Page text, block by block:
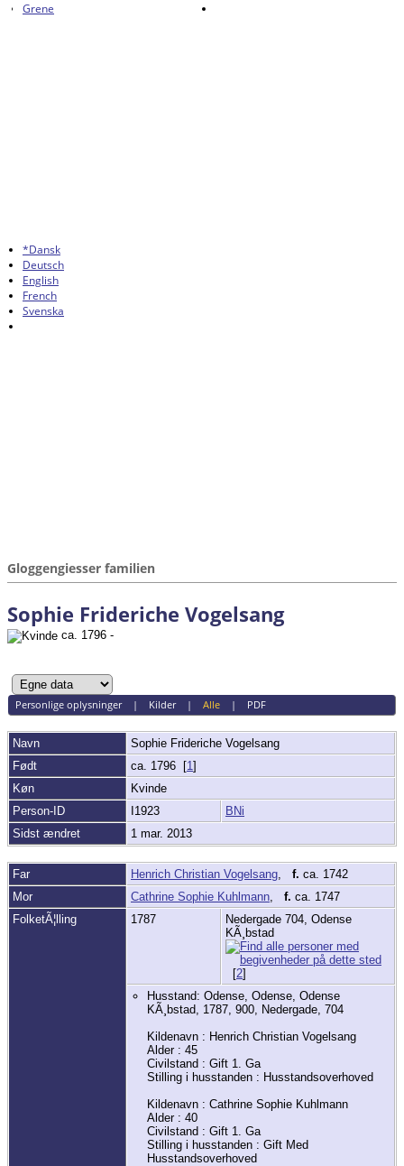
Grene
*Dansk
Deutsch
English
French
Svenska
Gloggengiesser familien
Sophie Frideriche Vogelsang
ca. 1796 -
Personlige oplysninger| Kilder| Alle| PDF
Navn Sophie Frideriche Vogelsang
Født
ca. 1796 [1]
Køn
Kvinde
Person-ID
I1923
BNi
Sidst ændret
1 mar. 2013
Far Henrich Christian Vogelsang f. ca. 1742
Mor
Cathrine Sophie Kuhlmann f. ca. 1747
FolketÃ¦lling
1787
Nedergade 704, Odense
KÃ¸bstad
[2]
Husstand: Odense, Odense, Odense
KÃ¸bstad, 1787, 900, Nedergade, 704
Kildenavn : Henrich Christian Vogelsang
Alder : 45
Civilstand : Gift 1. Ga
Stilling i husstanden : Husstandsoverhoved
Kildenavn : Cathrine Sophie Kuhlmann
Alder : 40
Civilstand : Gift 1. Ga
Stilling i husstanden : Gift Med
Husstandsoverhoved